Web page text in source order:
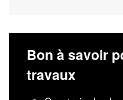
Bon à savoir
travaux